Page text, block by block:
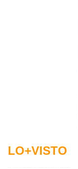
LO+VISTO